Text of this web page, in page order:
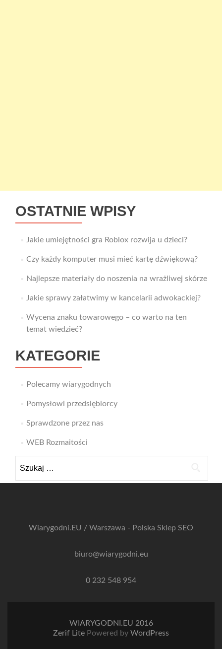
OSTATNIE WPISY
Jakie umiejętności gra Roblox rozwija u dzieci?
Czy każdy komputer musi mieć kartę dźwiękową?
Najlepsze materiały do noszenia na wrażliwej skórze
Jakie sprawy załatwimy w kancelarii adwokackiej?
Wycena znaku towarowego – co warto na ten
temat wiedzieć?
KATEGORIE
Polecamy wiarygodnych
Pomysłowi przedsiębiorcy
Sprawdzone przez nas
WEB Rozmaitości
Wiarygodni.EU / Warszawa - Polska Sklep SEO
biuro@wiarygodni.eu
0 232 548 954
WIARYGODNI.EU 2016
Zerif Lite Powered by WordPress